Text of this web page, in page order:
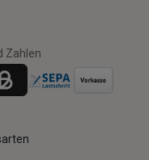
Zahlen